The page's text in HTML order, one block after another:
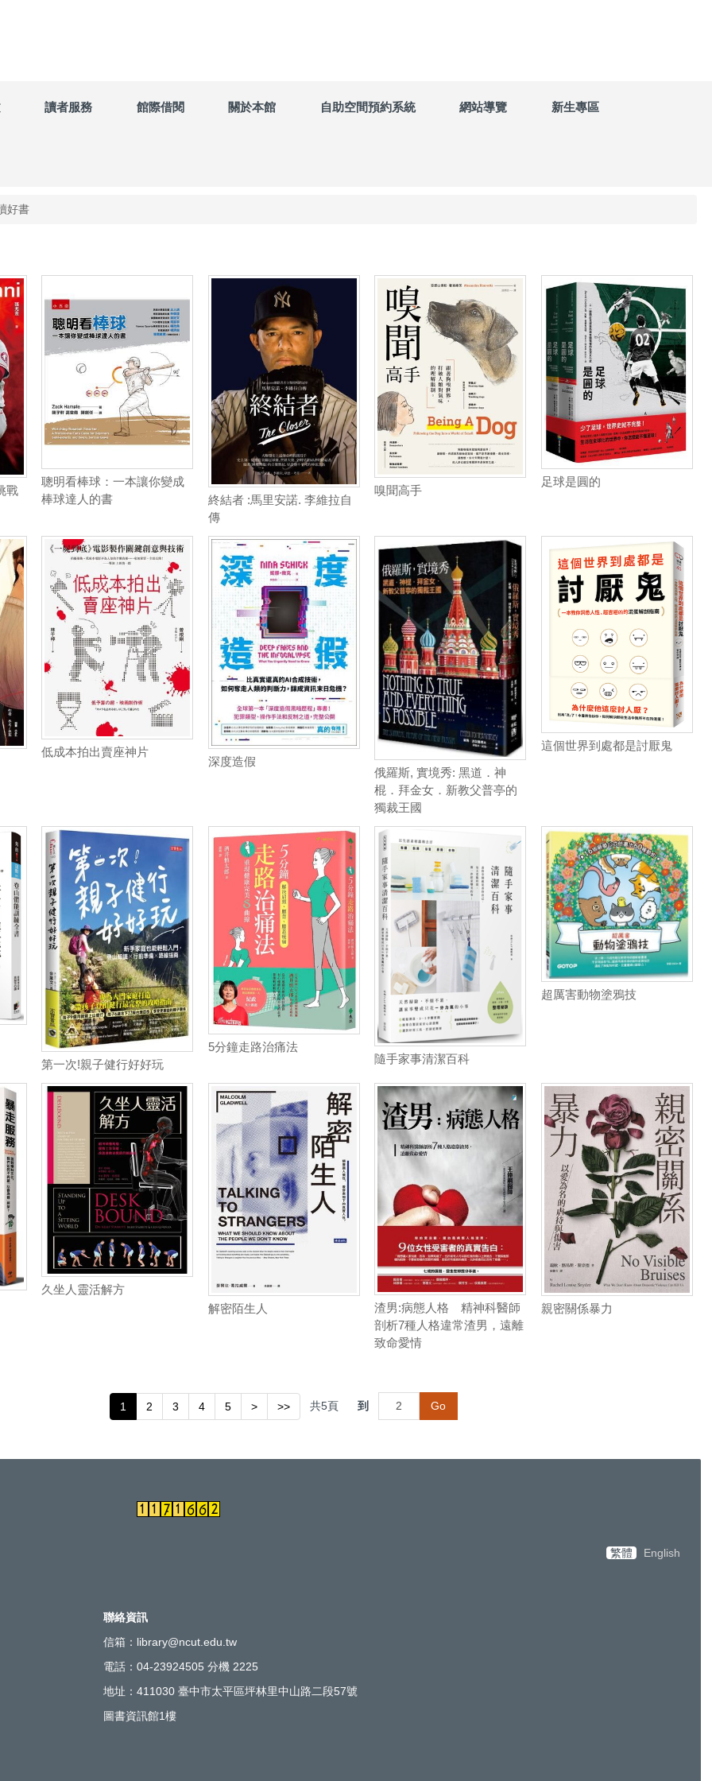
讀者服務 館際借閱 關於本館 自助空間預約系統 網站導覽 新生專區
好書
戰
聰明看棒球：一本讓你變成
棒球達人的書
終結者 :馬里安諾. 李維拉自
傳
嗅聞高手
足球是圓的
低成本拍出賣座神片
深度造假
俄羅斯, 實境秀: 黑道．神
棍．拜金女．新教父普亭的
獨裁王國
這個世界到處都是討厭鬼
第一次!親子健行好好玩
5分鐘走路治痛法
隨手家事清潔百科
超厲害動物塗鴉技
久坐人靈活解方
解密陌生人
渣男:病態人格 精神科醫師
剖析7種人格違常渣男，遠離
致命愛情
親密關係暴力
1 2 3 4 5 > >> 共5頁 到 Go
繁體 English
聯絡資訊
信箱：library@ncut.edu.tw
電話：04-23924505 分機 2225
地址：411030 臺中市太平區坪林里中山路二段57號
圖書資訊館1樓